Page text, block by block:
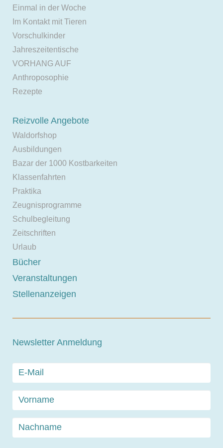
Einmal in der Woche
Im Kontakt mit Tieren
Vorschulkinder
Jahreszeitentische
VORHANG AUF
Anthroposophie
Rezepte
Reizvolle Angebote
Waldorfshop
Ausbildungen
Bazar der 1000 Kostbarkeiten
Klassenfahrten
Praktika
Zeugnisprogramme
Schulbegleitung
Zeitschriften
Urlaub
Bücher
Veranstaltungen
Stellenanzeigen
Newsletter Anmeldung